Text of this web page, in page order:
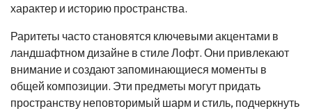
характер и историю пространства.
Раритеты часто становятся ключевыми акцентами в
ландшафтном дизайне в стиле Лофт. Они привлекают
внимание и создают запоминающиеся моменты в
общей композиции. Эти предметы могут придать
пространству неповторимый шарм и стиль, подчеркнуть